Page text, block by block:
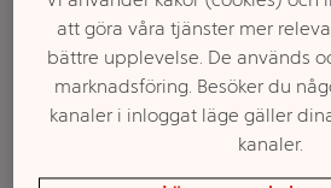
Välj butik och
att göra våra tjänster mer
bättre upplevelse. De används
marknadsföring. Besöker du
kanaler i inloggat läge gäller
kanaler.